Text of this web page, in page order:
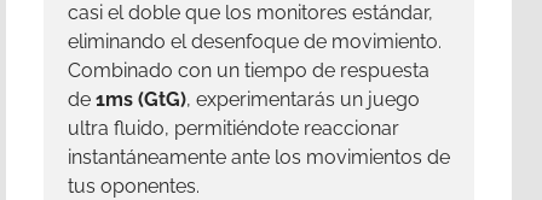
casi el doble que los monitores estándar,
eliminando el desenfoque de movimiento.
Combinado con un tiempo de respuesta
de 1ms (GtG), experimentarás un juego
ultra fluido, permitiéndote reaccionar
instantáneamente ante los movimientos de
tus oponentes.